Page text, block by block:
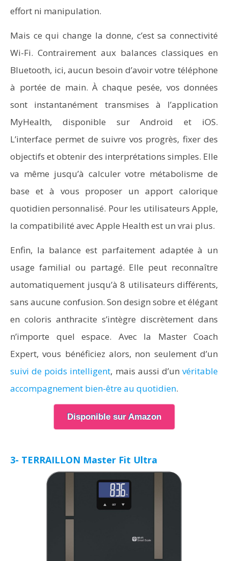
effort ni manipulation.
Mais ce qui change la donne, c’est sa connectivité
Wi-Fi. Contrairement aux balances classiques en
Bluetooth, ici, aucun besoin d’avoir votre téléphone
à portée de main. À chaque pesée, vos données
sont instantanément transmises à l’application
MyHealth, disponible sur Android et iOS.
L’interface permet de suivre vos progrès, fixer des
objectifs et obtenir des interprétations simples. Elle
va même jusqu’à calculer votre métabolisme de
base et à vous proposer un apport calorique
quotidien personnalisé. Pour les utilisateurs Apple,
la compatibilité avec Apple Health est un vrai plus.
Enfin, la balance est parfaitement adaptée à un
usage familial ou partagé. Elle peut reconnaître
automatiquement jusqu’à 8 utilisateurs différents,
sans aucune confusion. Son design sobre et élégant
en coloris anthracite s’intègre discrètement dans
n’importe quel espace. Avec la Master Coach
Expert, vous bénéficiez alors, non seulement d’un
suivi de poids intelligent, mais aussi d’unvéritable
accompagnement bien-être au quotidien.
Disponible sur Amazon
3- TERRAILLON Master Fit Ultra